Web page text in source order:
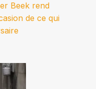
Beek rend
de ce qui